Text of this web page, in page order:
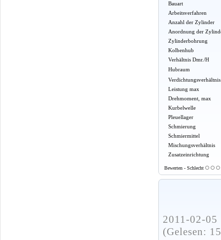
Bauart
Arbeitsverfahren
Anzahl der Zylinder
Anordnung der
Zylinderbohrung
Kolbenhub
Verhältnis Dmr./H
Hubraum
Verdichtungsverhältnis
Leistung max
Drehmoment, max
Kurbelwelle
Pleuellager
Schmierung
Schmiermittel
Mischungsverhältnis
Zusatzeinrichtung
Bewerten - Schlecht
2011-02-
(Gelesen: